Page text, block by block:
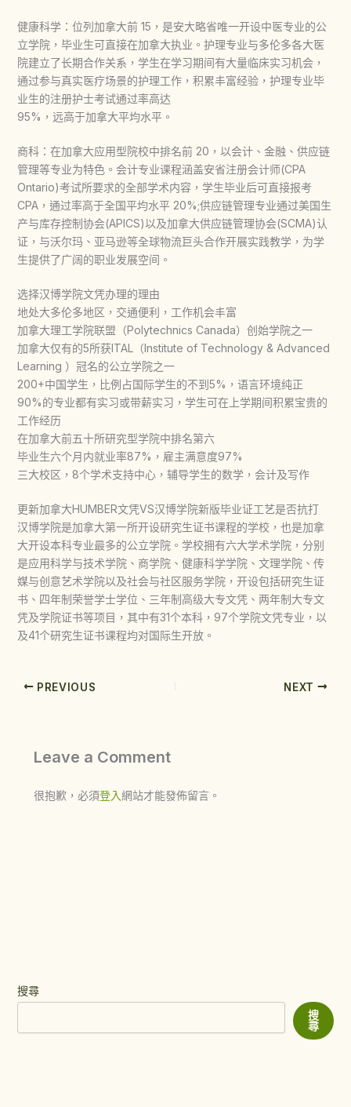
健康科学：位列加拿大前 15，是安大略省唯一开设中医专业的公
立学院，毕业生可直接在加拿大执业。护理专业与多伦多各大医
院建立了长期合作关系，学生在学习期间有大量临床实习机会，
通过参与真实医疗场景的护理工作，积累丰富经验，护理专业毕
业生的注册护士考试通过率高达
95%，远高于加拿大平均水平。
商科：在加拿大应用型院校中排名前 20，以会计、金融、供应链
管理等专业为特色。会计专业课程涵盖安省注册会计师(CPA
Ontario)考试所要求的全部学术内容，学生毕业后可直接报考
CPA，通过率高于全国平均水平 20%;供应链管理专业通过美国生
产与库存控制协会(APICS)以及加拿大供应链管理协会(SCMA)认
证，与沃尔玛、亚马逊等全球物流巨头合作开展实践教学，为学
生提供了广阔的职业发展空间。
选择汉博学院文凭办理的理由
地处大多伦多地区，交通便利，工作机会丰富
加拿大理工学院联盟（Polytechnics Canada）创始学院之一
加拿大仅有的5所获ITAL（Institute of Technology & Advanced
Learning ）冠名的公立学院之一
200+中国学生，比例占国际学生的不到5%，语言环境纯正
90%的专业都有实习或带薪实习，学生可在上学期间积累宝贵的
工作经历
在加拿大前五十所研究型学院中排名第六
毕业生六个月内就业率87%，雇主满意度97%
三大校区，8个学术支持中心，辅导学生的数学，会计及写作
更新加拿大HUMBER文凭VS汉博学院新版毕业证工艺是否抗打
汉博学院是加拿大第一所开设研究生证书课程的学校，也是加拿
大开设本科专业最多的公立学院。学校拥有六大学术学院，分别
是应用科学与技术学院、商学院、健康科学学院、文理学院、传
媒与创意艺术学院以及社会与社区服务学院，开设包括研究生证
书、四年制荣誉学士学位、三年制高级大专文凭、两年制大专文
凭及学院证书等项目，其中有31个本科，97个学院文凭专业，以
及41个研究生证书课程均对国际生开放。
PREVIOUS NEXT
Leave a Comment
很抱歉，必須登入網站才能發佈留言。
搜尋
搜
尋